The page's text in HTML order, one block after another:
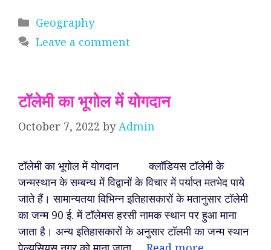
Categories
Geography
Leave a comment
टॉलेमी का भूगोल में योगदान
October 7, 2022 byAdmin
टॉलेमी का भूगोल में योगदान क्लॉडियस टॉलेमी के
जन्मस्थान के सम्बन्ध में विद्वानों के विचार में पर्याप्त मतभेद पाये
जाते हैं। सामान्यतया विभिन्न इतिहासकारों के मतानुसार टॉलेमी
का जन्म 90 ई. में टॉलेमस हरसी नामक स्थान पर हुआ माना
जाता है। अन्य इतिहासकारों के अनुसार टॉलमी का जन्म स्थान